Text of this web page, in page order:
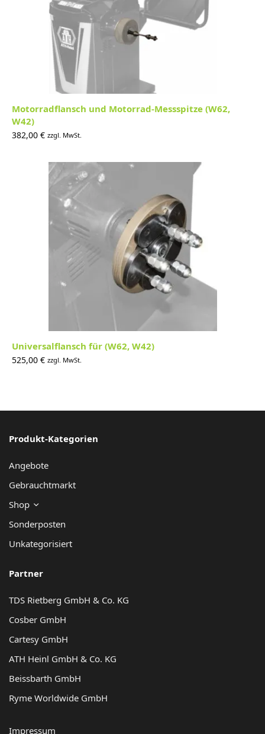
Motorradflansch und Motorrad-Messspitze (W62,
W42)
382,00 € zzgl. MwSt.
Universalflansch für (W62, W42)
525,00 € zzgl. MwSt.
Produkt-Kategorien
Angebote
Gebrauchtmarkt
Shop
Sonderposten
Unkategorisiert
Partner
TDS Rietberg GmbH & Co. KG
Cosber GmbH
Cartesy GmbH
ATH Heinl GmbH & Co. KG
Beissbarth GmbH
Ryme Worldwide GmbH
Impressum